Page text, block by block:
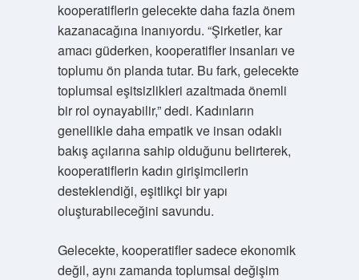
kooperatiflerin gelecekte daha fazla önem
kazanacağına inanıyordu. “Şirketler, kar
amacı güderken, kooperatifler insanları ve
toplumu ön planda tutar. Bu fark, gelecekte
toplumsal eşitsizlikleri azaltmada önemli
bir rol oynayabilir,” dedi. Kadınların
genellikle daha empatik ve insan odaklı
bakış açılarına sahip olduğunu belirterek,
kooperatiflerin kadın girişimcilerin
desteklendiği, eşitlikçi bir yapı
oluşturabileceğini savundu.
Gelecekte, kooperatifler sadece ekonomik
değil, aynı zamanda toplumsal değişim